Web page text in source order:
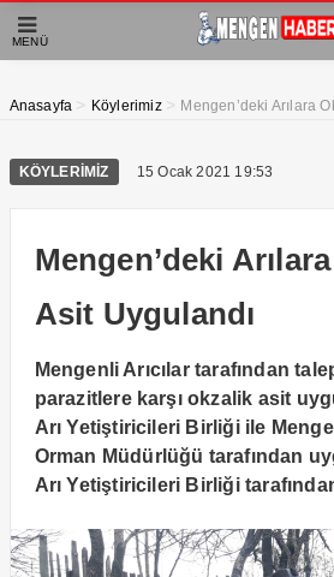
MENÜ
Anasayfa > Köylerimiz > Mengen’deki Arılara
KÖYLERIMIZ 15 Ocak 2021 19:53
Mengen’deki
Asit Uygulandı
Mengenli Arıcılar tarafından
parazitlere karşı okzalik asit
Arı Yetiştiricileri Birliği ile
Orman Müdürlüğü tarafından
Arı Yetiştiricileri Birliği